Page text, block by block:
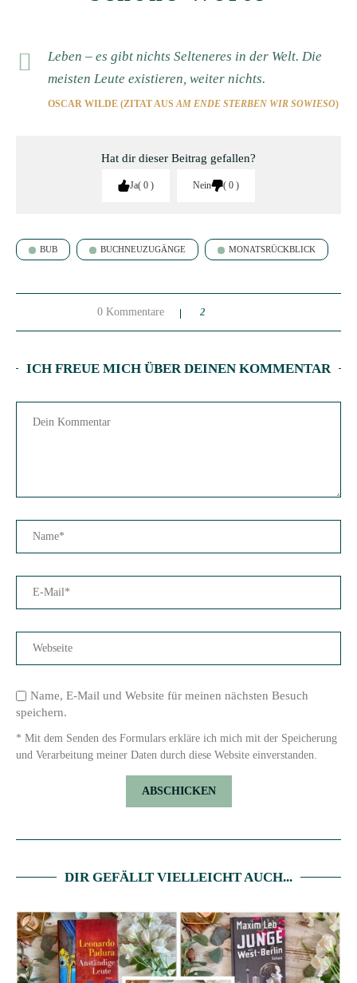
Leben – es gibt nichts Selteneres in der Welt. Die
meisten Leute existieren, weiter nichts.
OSCAR WILDE (ZITAT AUS AM ENDE STERBEN WIR SOWIESO)
Hat dir dieser Beitrag gefallen?
Ja 0 Nein 0
BUB BUCHNEUZUGÄNGE MONATSRÜCKBLICK
0 Kommentare 2
ICH FREUE MICH ÜBER DEINEN KOMMENTAR
Name, E-Mail und Website für meinen nächsten Besuch
speichern.
* Mit dem Senden des Formulars erkläre ich mich mit der Speicherung
und Verarbeitung meiner Daten durch diese Website einverstanden.
DIR GEFÄLLT VIELLEICHT AUCH...